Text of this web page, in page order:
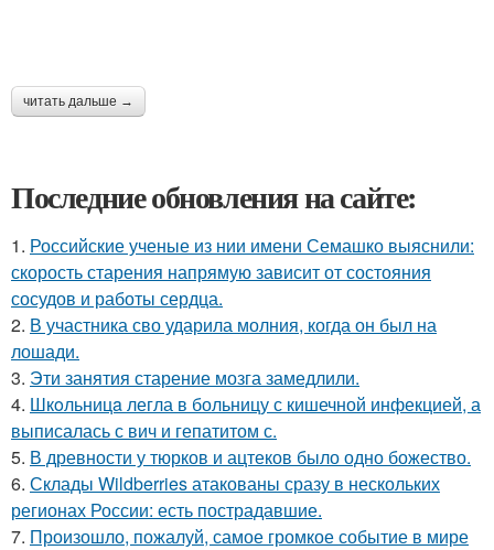
читать дальше →
Последние обновления на сайте:
1. Российские ученые из нии имени Семашко выяснили:
скорость старения напрямую зависит от состояния
сосудов и работы сердца.
2. В участника сво ударила молния, когда он был на
лошади.
3. Эти занятия старение мозга замедлили.
4. Шкoльницa легла в больницу с кишечной инфекцией, а
выписалась с вич и гепатитом с.
5. В древности у тюрков и ацтеков было одно божество.
6. Склады Wildberries атакованы сразу в нескольких
регионах России: есть пострадавшие.
7. Произошло, пожалуй, самое громкое событие в мире